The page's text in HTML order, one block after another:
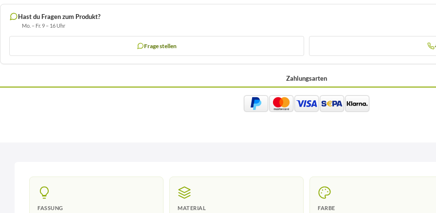
Hast du Fragen zum Produkt?
Mo. – Fr. 9 – 16 Uhr
Frage stellen
Zahlungsarten
FASSUNG MATERIAL FARBE